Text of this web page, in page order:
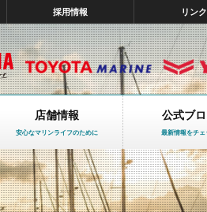
採用情報 リン
店舗情報
安心なマリンライフのために
公式ブ
最新情報をチェ